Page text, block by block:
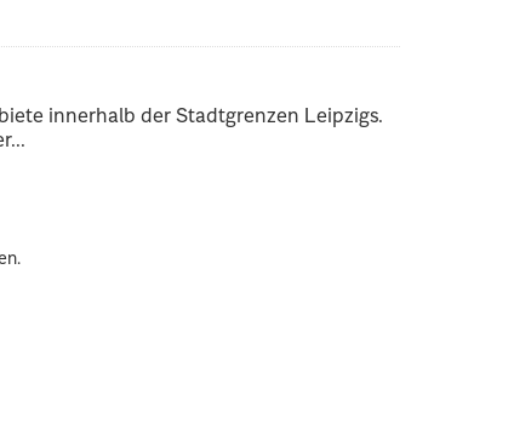
innerhalb der Stadtgrenzen Leipzigs.